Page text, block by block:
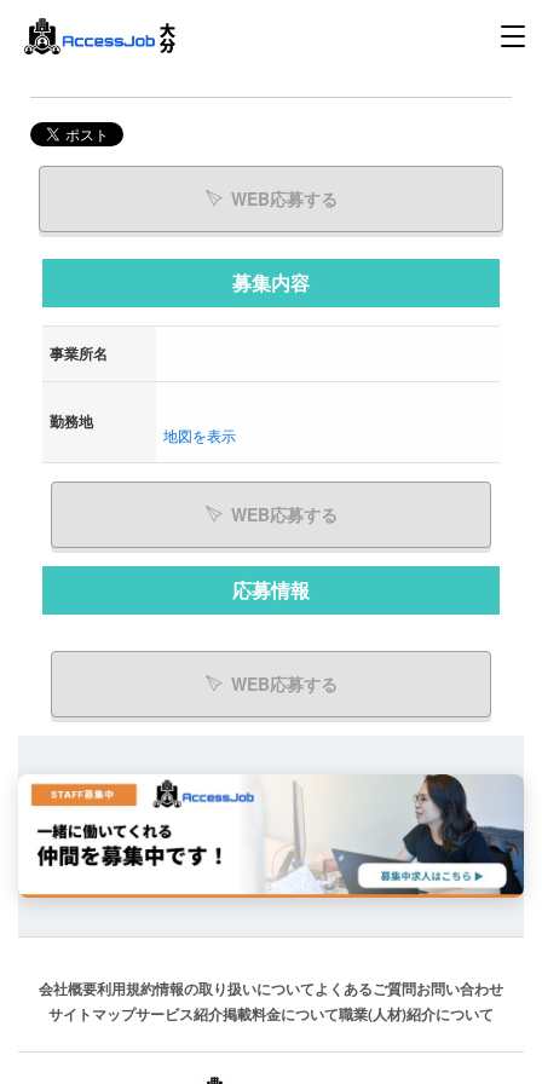
WEB応募する
募集内容
事業所名
勤務地
地図を表示
WEB応募する
応募情報
WEB応募する
会社概要利用規約情報の取り扱いについてよくあるご質問お問い合わせ
サイトマップサービス紹介掲載料金について職業(人材)紹介について